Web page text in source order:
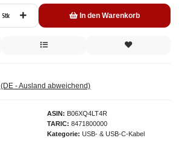
ASIN
B06XQ4LT4R
TARIC
8471800000
Kategorie
USB- & USB-C-Kabel
Stk In den Warenkorb
(DE - Ausland abweichend)